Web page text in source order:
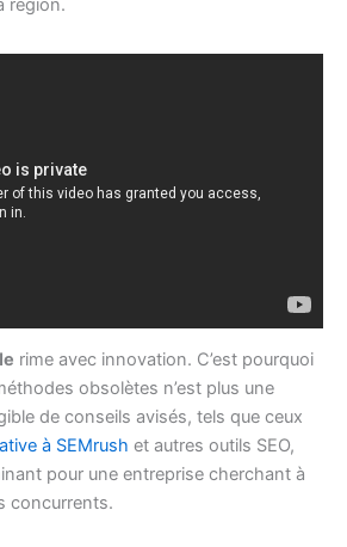
région.
rime avec innovation. C’est pourquoi
obsolètes n’est plus une
de conseils avisés, tels que ceux
à SEMrush et autres outils SEO,
pour une entreprise cherchant à
concurrents.